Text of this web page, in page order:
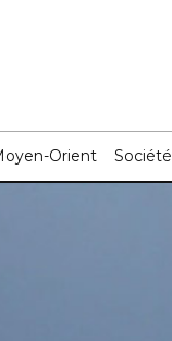
Orient Société